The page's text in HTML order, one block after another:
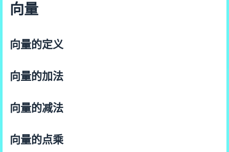
向量
向量的定义
向量的加法
向量的减法
向量的点乘